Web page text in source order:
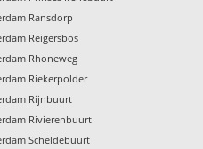
Ransdorp
Reigersbos
Rhoneweg
Riekerpolder
Rijnbuurt
Rivierenbuurt
Scheldebuurt